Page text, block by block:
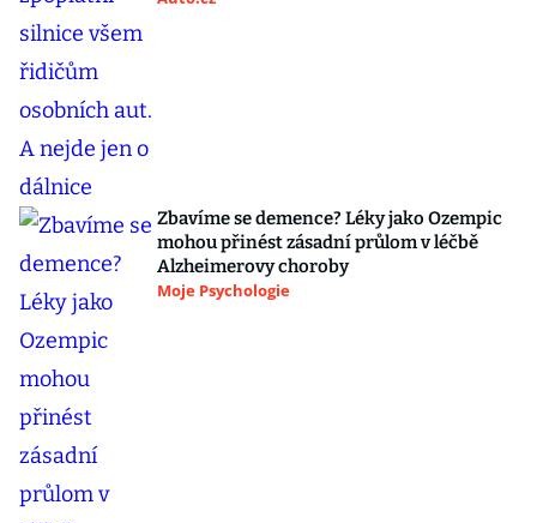
Zbavíme se demence? Léky jako Ozempic
mohou přinést zásadní průlom v léčbě
Alzheimerovy choroby
Moje Psychologie